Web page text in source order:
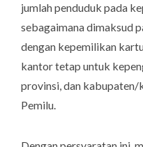
jumlah penduduk pada
sebagaimana dimaksud
dengan kepemilikan
kantor tetap untuk
provinsi, dan
Pemilu.